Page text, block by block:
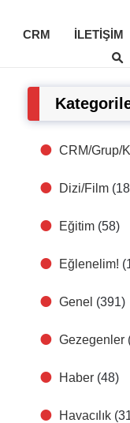
CRM İLETIŞIM
CRM/Grup/
Dizi/Film
Eğitim (58)
Eğlenelim!
Genel (391)
Gezegenler
Haber (48)
Havacılık